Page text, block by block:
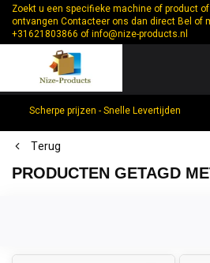
Zoekt u een specifieke machine of product
ontvangen Contacteer ons dan direct Bel of
+31621803866 ofinfo@nize-products.nl
Scherpe prijzen - Snelle Levertijden
Terug
PRODUCTEN GETAGD